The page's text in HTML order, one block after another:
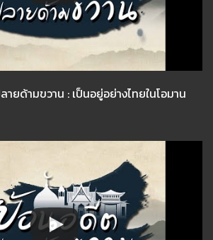
ยด้ามขวาน : เป็นอยู่อย่างไทยในโอมาน